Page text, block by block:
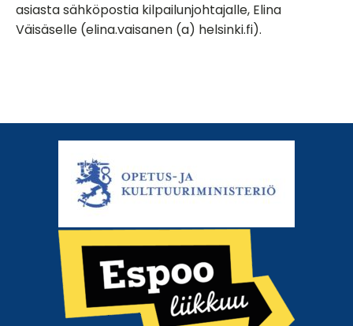
asiasta sähköpostia kilpailunjohtajalle, Elina
Väisäselle (elina.vaisanen (a) helsinki.fi).